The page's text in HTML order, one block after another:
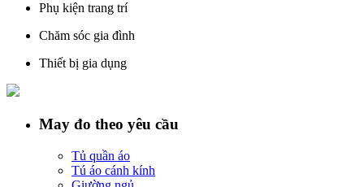
Phụ kiện trang trí
Chăm sóc gia đình
Thiết bị gia dụng
May đo theo yêu cầu
Tủ quần áo
Tú áo cánh kính